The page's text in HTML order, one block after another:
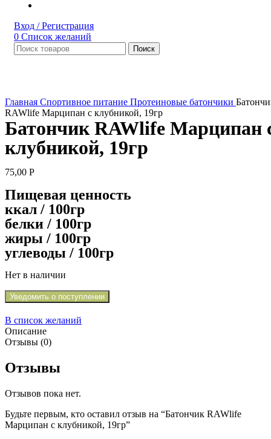
Вход / Регистрация
0 Список желаний
Поиск
Главная Спортивное питание Протеиновые батончики
RAWlife Марципан с клубникой, 19гр
Батончик RAWlife Марципан
клубникой, 19гр
75,00 Р
Пищевая ценность
ккал / 100гр
белки / 100гр
жиры / 100гр
углеводы / 100гр
Нет в наличии
Уведомить о поступлении
В список желаний
Описание
Отзывы (0)
Отзывы
Отзывов пока нет.
Будьте первым, кто оставил отзыв на “Батончик RAWlife
Марципан с клубникой, 19гр”